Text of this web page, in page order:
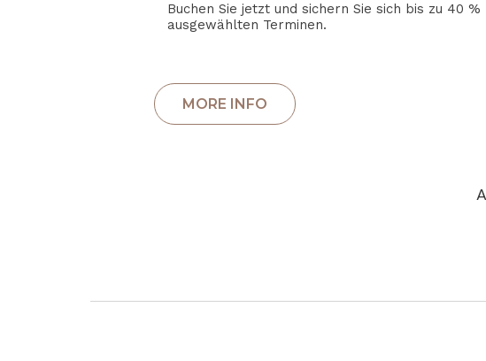
Buchen Sie jetzt und sichern Sie sich bis zu 40 %
ausgewählten Terminen.